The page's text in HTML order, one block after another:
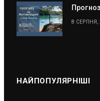
8 СЕРПНЯ,
НАЙПОПУЛЯРНІШІ